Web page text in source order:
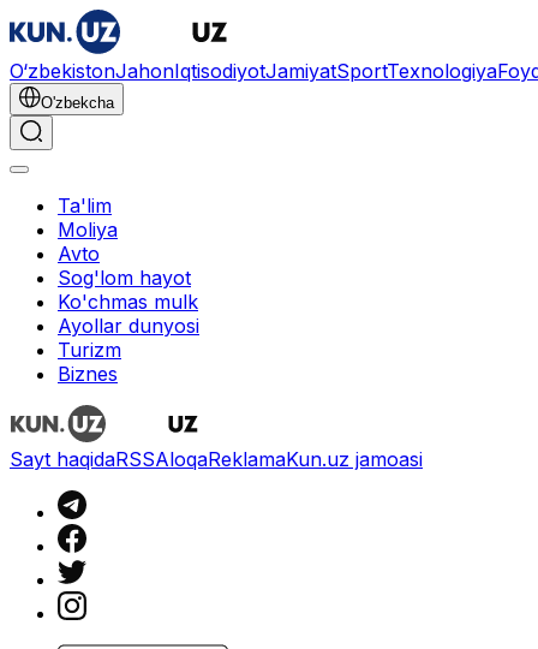
O‘zbekistonJahonIqtisodiyotJamiyatSportTexnologiya
O'zbekcha
Ta'lim
Moliya
Avto
Sog'lom hayot
Ko'chmas mulk
Ayollar dunyosi
Turizm
Biznes
Sayt haqidaRSSAloqaReklamaKun.uz jamoasi